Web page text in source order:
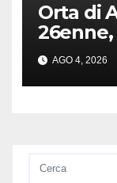
Orta di
26enne,
AGO 4, 2026